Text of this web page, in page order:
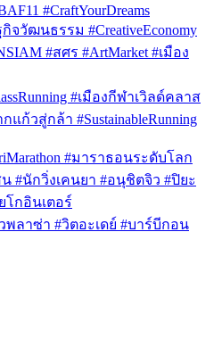
#CraftYourDreams
กิจวัฒนธรรม #CreativeEconomy
#สศร #ArtMarket #เมือง
#เมืองกีฬาเวิลด์คลาส
ก้วสู่กล้า #SustainableRunning
#มาราธอนระดับโลก
น #นักวิ่งเคนยา #อนุชิตจิว #ปิยะ
โกอินเตอร์
พลาซ่า #วิตอะเดย์ #บาร์บีกอน